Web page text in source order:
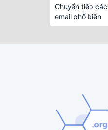
Chuyển tiếp
email phổ biến